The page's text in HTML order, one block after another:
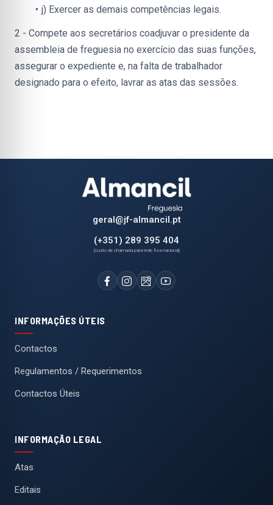
j) Exercer as demais competências legais.
2 - Compete aos secretários coadjuvar o presidente da
assembleia de freguesia no exercício das suas funções,
assegurar o expediente e, na falta de trabalhador
designado para o efeito, lavrar as atas das sessões.
geral@jf-almancil.pt
(+351) 289 395 404
(custo de chamada para rede fixa nacional)
INFORMAÇÕES ÚTEIS
Contactos
Regulamentos / Requerimentos
Contactos Úteis
INFORMAÇÃO LEGAL
Atas
Editais